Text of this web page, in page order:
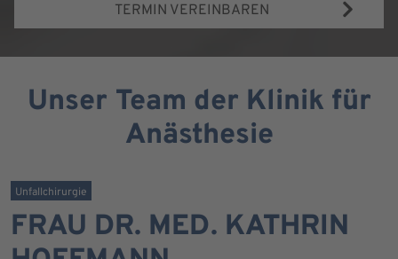
TERMIN VEREINBAREN
Unser Team der Klinik für
Anästhesie
Unfallchirurgie
FRAU DR. MED. KATHRIN